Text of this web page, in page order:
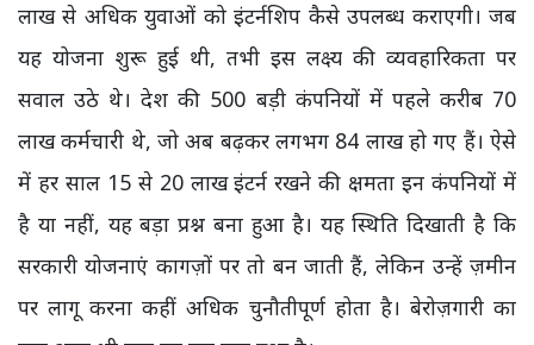
लाख से अधिक युवाओं को इंटर्नशिप कैसे उपलब्ध कराएगी। जब
यह योजना शुरू हुई थी, तभी इस लक्ष्य की व्यवहारिकता पर
सवाल उठे थे। देश की 500 बड़ी कंपनियों में पहले करीब 70
लाख कर्मचारी थे, जो अब बढ़कर लगभग 84 लाख हो गए हैं। ऐसे
में हर साल 15 से 20 लाख इंटर्न रखने की क्षमता इन कंपनियों में
है या नहीं, यह बड़ा प्रश्न बना हुआ है। यह स्थिति दिखाती है कि
सरकारी योजनाएं कागज़ों पर तो बन जाती हैं, लेकिन उन्हें ज़मीन
पर लागू करना कहीं अधिक चुनौतीपूर्ण होता है। बेरोज़गारी का